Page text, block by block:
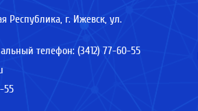
Республика, г. Ижевск, ул.
телефон: (3412) 77-60-55
55